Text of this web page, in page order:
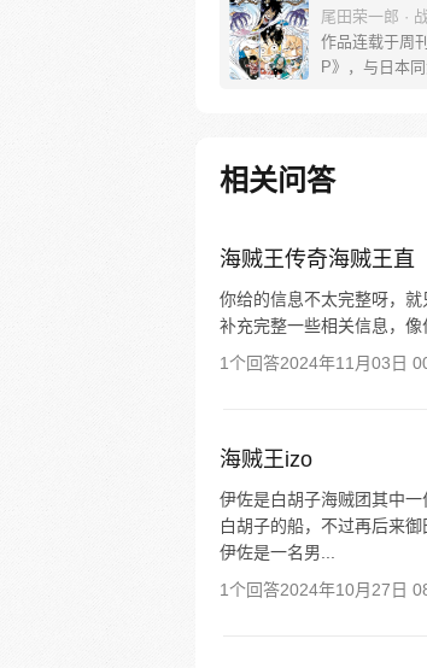
尾田荣一郎 ·
作品连载于周
P》，与日本
子无法游泳的
现与因救他而
的冒险旅程！
相关问答
海贼王传奇海贼王直
你给的信息不太完整呀，
补充完整一些相关信息，像
1个回答2024年11月03日
海贼王izo
伊佐是白胡子海贼团其中
白胡子的船，不过再后来
伊佐是一名男...
1个回答2024年10月27日